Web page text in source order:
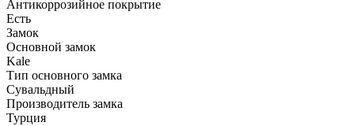
Антикоррозийное покрытие
Есть
Замок
Основной замок
Kale
Тип основного замка
Сувальдный
Производитель замка
Турция